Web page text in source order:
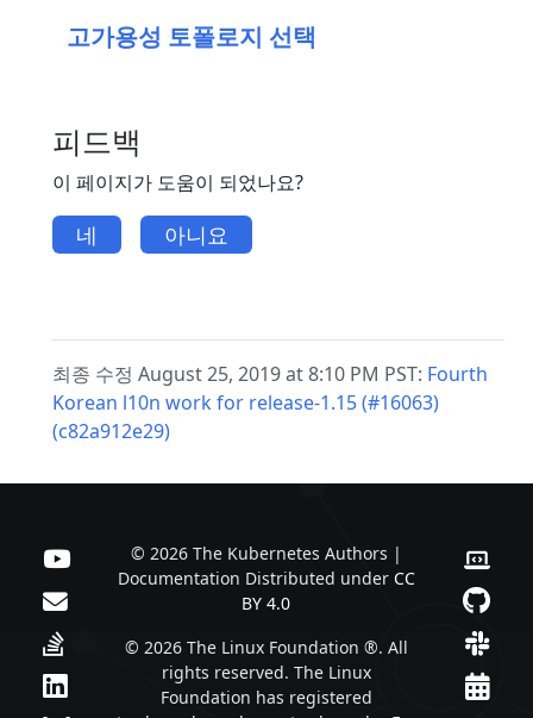
고가용성 토폴로지 선택
피드백
이 페이지가 도움이 되었나요?
네 아니요
최종 수정 August 25, 2019 at 8:10 PM PST: Fourth
Korean l10n work for release-1.15 (#16063)
(c82a912e29)
© 2026 The Kubernetes Authors |
Documentation Distributed under CC
BY 4.0
© 2026 The Linux Foundation ®. All
rights reserved. The Linux
Foundation has registered